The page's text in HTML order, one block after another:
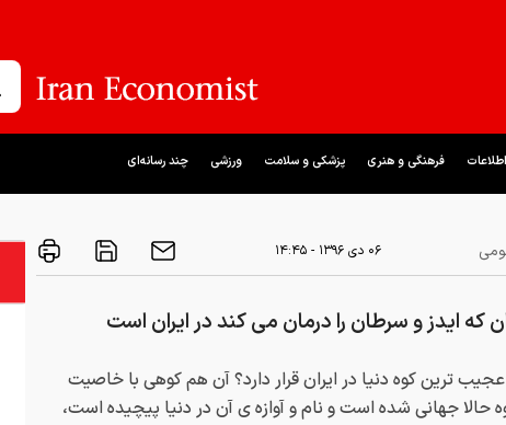
فرهنگی و هنری پزشکی و سلامت ورزشی چند رسانه‌ای
۰۶ دی ۱۳۹۶ - ۱۴:۴۵
که ایدز و سرطان را درمان می کند در ایران است
ترین کوه دنیا در ایران قرار دارد؟ آن هم کوهی با خاصیت
حالا جهانی شده است و نام و آوازه ی آن در دنیا پیچیده است،